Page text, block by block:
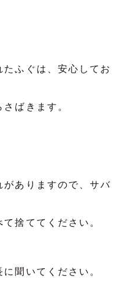
ふぐは、安心してお
ばきます。
がありますので、サバ
捨ててください。
聞いてください。